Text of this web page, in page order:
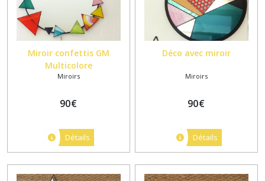
Miroir confettis GM
Multicolore
Miroirs
90€
Détails
Déco avec miroir
Miroirs
90€
Détails